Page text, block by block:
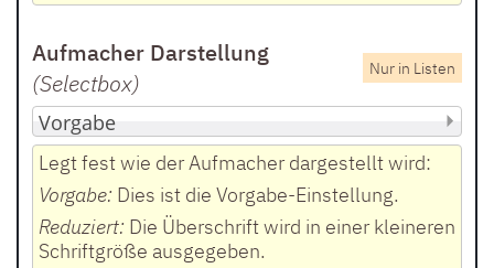
Aufmacher Darstellung
(Selectbox) Nur in Listen
Legt fest wie der Aufmacher dargestellt wird:
Vorgabe: Dies ist die Vorgabe-Einstellung.
Reduziert: Die Überschrift wird in einer kleineren
Schriftgröße ausgegeben.